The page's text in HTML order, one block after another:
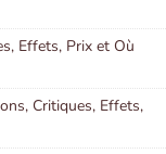
Effets, Prix et Où
Critiques, Effets,